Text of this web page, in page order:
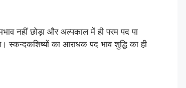
नहीं छोड़ा और अल्पकाल में ही परम पद पा
स्कन्दकशिष्यों का आराधक पद भाव शुद्धि का ही